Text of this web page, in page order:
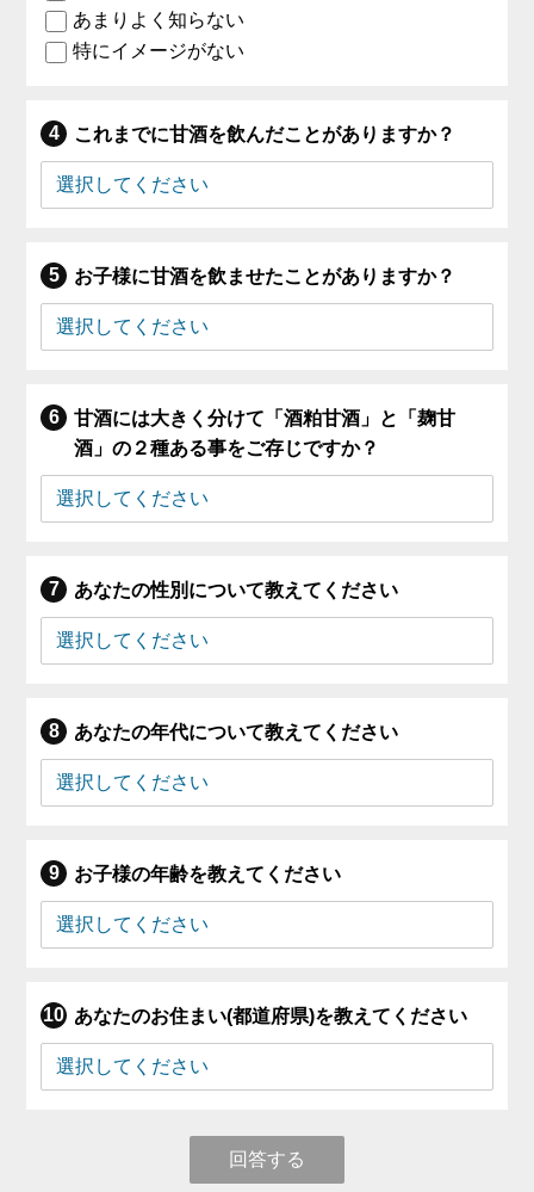
あまりよく知らない
特にイメージがない
これまでに甘酒を飲んだことがありますか？
お子様に甘酒を飲ませたことがありますか？
甘酒には大きく分けて「酒粕甘酒」と「麹甘
酒」の２種ある事をご存じですか？
あなたの性別について教えてください
あなたの年代について教えてください
お子様の年齢を教えてください
あなたのお住まい(都道府県)を教えてください
回答する